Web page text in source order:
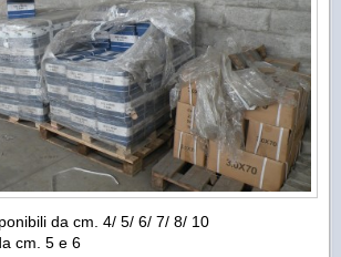
da cm. 4/ 5/ 6/ 7/ 8/ 10
cm. 5 e 6